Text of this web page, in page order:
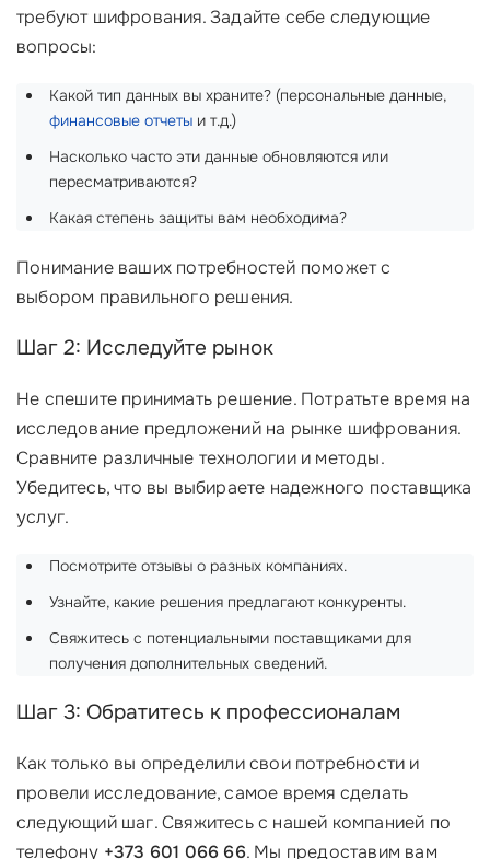
требуют шифрования. Задайте себе следующие
вопросы:
Какой тип данных вы храните? (персональные данные,
финансовые отчеты и т.д.)
Насколько часто эти данные обновляются или
пересматриваются?
Какая степень защиты вам необходима?
Понимание ваших потребностей поможет с
выбором правильного решения.
Шаг 2: Исследуйте рынок
Не спешите принимать решение. Потратьте время на
исследование предложений на рынке шифрования.
Сравните различные технологии и методы.
Убедитесь, что вы выбираете надежного поставщика
услуг.
Посмотрите отзывы о разных компаниях.
Узнайте, какие решения предлагают конкуренты.
Свяжитесь с потенциальными поставщиками для
получения дополнительных сведений.
Шаг 3: Обратитесь к профессионалам
Как только вы определили свои потребности и
провели исследование, самое время сделать
следующий шаг. Свяжитесь с нашей компанией по
телефону +373 601 066 66. Мы предоставим вам